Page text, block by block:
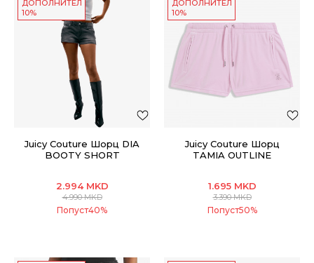
ДОПОЛНИТЕЛНИ
10%
Juicy Couture Шорц DIA
BOOTY SHORT
2.994 MKD
4.990MKD
Попуст40%
ДОПОЛНИТЕЛНИ
10%
Juicy Couture Шорц
TAMIA OUTLINE
1.695 MKD
3.390MKD
Попуст50%